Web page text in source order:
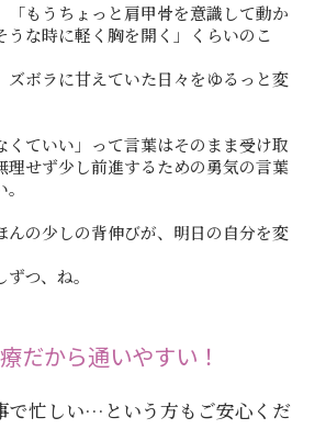
「もうちょっと肩甲骨を意識して動か
うな時に軽く胸を開く」くらいのこ
ズボラに甘えていた日々をゆるっと変
くていい」って言葉はそのまま受け取
理せず少し前進するための勇気の言葉
んの少しの背伸びが、明日の自分を変
つ、ね。
だから通いやすい！
で忙しい…という方もご安心くだ